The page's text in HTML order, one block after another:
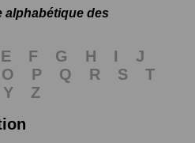
alphabétique des
E F G H I
J
O P Q R S
T
Y
Z